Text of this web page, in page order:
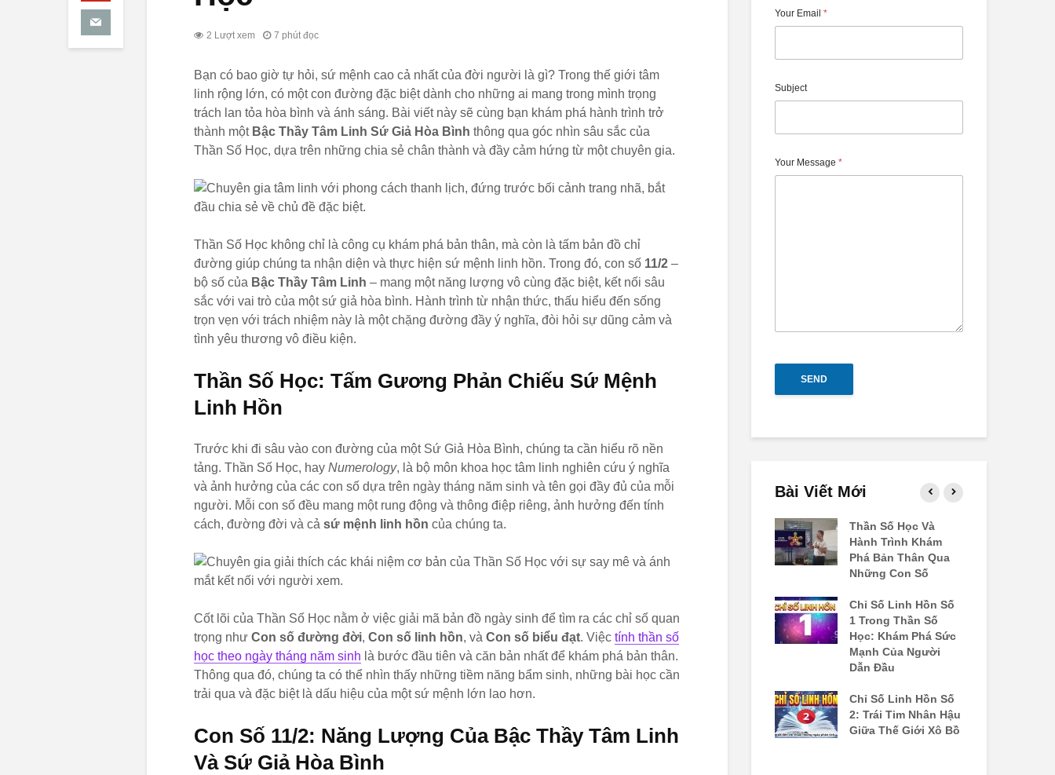
2 Lượt xem 7 phút đọc
Bạn có bao giờ tự hỏi, sứ mệnh cao cả nhất của đời người là gì? Trong thế giới tâm
linh rộng lớn, có một con đường đặc biệt dành cho những ai mang trong mình trọng
trách lan tỏa hòa bình và ánh sáng. Bài viết này sẽ cùng bạn khám phá hành trình trở
thành một Bậc Thầy Tâm Linh Sứ Giả Hòa Bình thông qua góc nhìn sâu sắc của
Thần Số Học, dựa trên những chia sẻ chân thành và đầy cảm hứng từ một chuyên gia.
Thần Số Học không chỉ là công cụ khám phá bản thân, mà còn là tấm bản đồ chỉ
đường giúp chúng ta nhận diện và thực hiện sứ mệnh linh hồn. Trong đó, con số 11/2 –
bộ số của Bậc Thầy Tâm Linh – mang một năng lượng vô cùng đặc biệt, kết nối sâu
sắc với vai trò của một sứ giả hòa bình. Hành trình từ nhận thức, thấu hiểu đến sống
trọn vẹn với trách nhiệm này là một chặng đường đầy ý nghĩa, đòi hỏi sự dũng cảm và
tình yêu thương vô điều kiện.
Thần Số Học: Tấm Gương Phản Chiếu Sứ Mệnh
Linh Hồn
Trước khi đi sâu vào con đường của một Sứ Giả Hòa Bình, chúng ta cần hiểu rõ nền
tảng. Thần Số Học, hay Numerology, là bộ môn khoa học tâm linh nghiên cứu ý nghĩa
và ảnh hưởng của các con số dựa trên ngày tháng năm sinh và tên gọi đầy đủ của mỗi
người. Mỗi con số đều mang một rung động và thông điệp riêng, ảnh hưởng đến tính
cách, đường đời và cả sứ mệnh linh hồn của chúng ta.
Cốt lõi của Thần Số Học nằm ở việc giải mã bản đồ ngày sinh để tìm ra các chỉ số quan
trọng như Con số đường đời, Con số linh hồn, và Con số biểu đạt. Việc tính thần số
học theo ngày tháng năm sinh là bước đầu tiên và căn bản nhất để khám phá bản thân.
Thông qua đó, chúng ta có thể nhìn thấy những tiềm năng bẩm sinh, những bài học cần
trải qua và đặc biệt là dấu hiệu của một sứ mệnh lớn lao hơn.
Con Số 11/2: Năng Lượng Của Bậc Thầy Tâm Linh
Và Sứ Giả Hòa Bình
Your Email *
Subject
Your Message *
SEND
Bài Viết Mới
Chỉ Số Linh Hồn Số
Đúng Với Đam Mê
4: Khám Phá Con
Người Nguyên Tắc,
Trách Nhiệm Và
Thực Tế
Chỉ Số Linh Hồn 5:
Hành Trình Sống
Đúng Là Chính Mình
Thương Và Bài Học
Chỉ Số Linh Hồn 7:
Kẻ Tìm Kiếm Chân
Lý Và Hành Trình
Khám Phá Bản Thể
Đạo Và Quyền Lực
Từ Trái Tim
Thần Số Học Và
Hành Trình Khám
Phá Bản Thân Qua
Những Con Số
Chỉ Số Linh Hồn Số
1 Trong Thần Số
Học: Khám Phá Sức
Mạnh Của Người
Dẫn Đầu
Chỉ Số Linh Hồn Số
2: Trái Tim Nhân Hậu
Giữa Thế Giới Xô Bồ